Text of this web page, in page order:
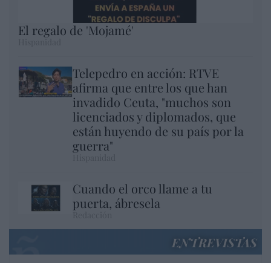
El regalo de 'Mojamé'
Telepedro en acción: RTVE
afirma que entre los que han
invadido Ceuta, "muchos son
licenciados y diplomados, que
están huyendo de su país por la
guerra"
Cuando el orco llame a tu
puerta, ábresela
ENTREVISTAS